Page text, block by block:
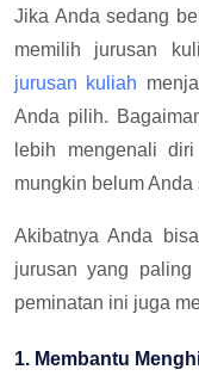
Jika Anda sedang
memilih jurusan
jurusan kuliah
Anda pilih.
lebih mengenali
mungkin belum Anda
Akibatnya Anda
jurusan yang
peminatan ini juga
1. Membantu